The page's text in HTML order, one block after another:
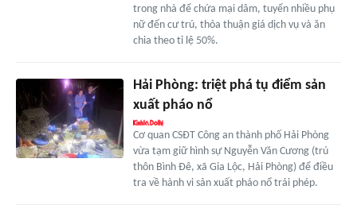
trong nhà để chứa mại dâm, tuyển nhiều phụ
nữ đến cư trú, thỏa thuận giá dịch vụ và ăn
chia theo tỉ lệ 50%.
Hải Phòng: triệt phá tụ điểm sản
xuất pháo nổ
Cơ quan CSĐT Công an thành phố Hải Phòng
vừa tạm giữ hình sự Nguyễn Văn Cương (trú
thôn Bình Đê, xã Gia Lộc, Hải Phòng) để điều
tra về hành vi sản xuất pháo nổ trái phép.